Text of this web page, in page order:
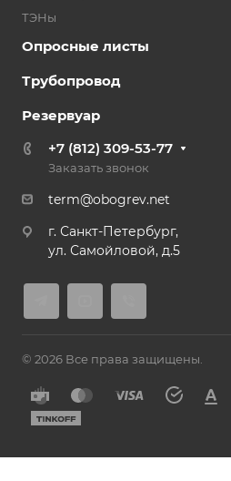
ТЭНы
Опросные листы
Трубопровод
Резервуар
+7 (812) 309-53-77
Заказать звонок
term@obogrev.net
г. Санкт-Петербург,
ул. Самойловой, д.5
© 2026 Все права защищены.